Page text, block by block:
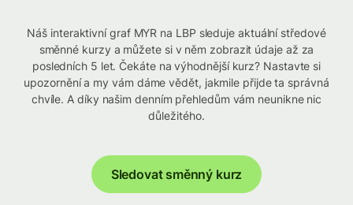
Náš interaktivní graf MYR na LBP sleduje aktuální středové
směnné kurzy a můžete si v něm zobrazit údaje až za
posledních 5 let. Čekáte na výhodnější kurz? Nastavte si
upozornění a my vám dáme vědět, jakmile přijde ta správná
chvíle. A díky našim denním přehledům vám neunikne nic
důležitého.
Sledovat směnný kurz